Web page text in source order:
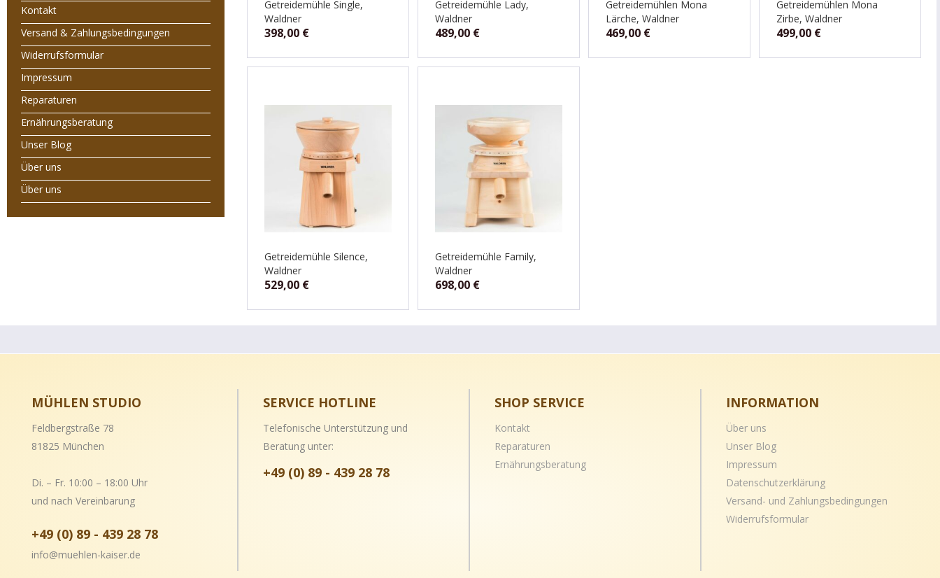
Kontakt
Versand & Zahlungsbedingungen
Widerrufsformular
Impressum
Reparaturen
Ernährungsberatung
Unser Blog
Über uns
Über uns
Getreidemühle Single,
Waldner
398,00 €
Getreidemühle Lady,
Waldner
489,00 €
Getreidemühlen Mona
Lärche, Waldner
469,00 €
Getreidemühlen Mona
Zirbe, Waldner
499,00 €
Getreidemühle Silence,
Waldner
529,00 €
Getreidemühle Family,
Waldner
698,00 €
MÜHLEN STUDIO
Feldbergstraße 78
81825 München
Di. – Fr. 10:00 – 18:00 Uhr
und nach Vereinbarung
+49 (0) 89 - 439 28 78
info@muehlen-kaiser.de
SERVICE HOTLINE
Telefonische Unterstützung und
Beratung unter:
+49 (0) 89 - 439 28 78
SHOP SERVICE
Kontakt
Reparaturen
Ernährungsberatung
INFORMATION
Über uns
Unser Blog
Impressum
Datenschutzerklärung
Versand- und Zahlungsbedingungen
Widerrufsformular